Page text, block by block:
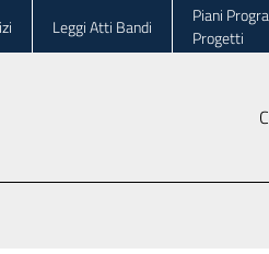
Leggi Atti Bandi
Piani
Progetti